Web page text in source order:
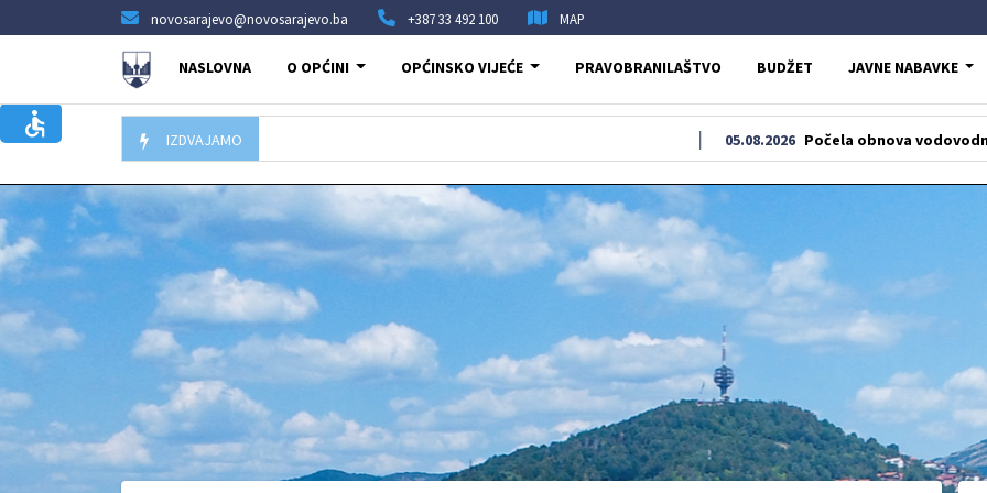
novosarajevo@novosarajevo.ba +387 33 492 100 MAP
NASLOVNA O OPĆINI OPĆINSKO VIJEĆE PRAVOBRANILAŠTVO BUDŽET JAVNE NABAVKE
IZDVAJAMO Počela obnova vodovodne i